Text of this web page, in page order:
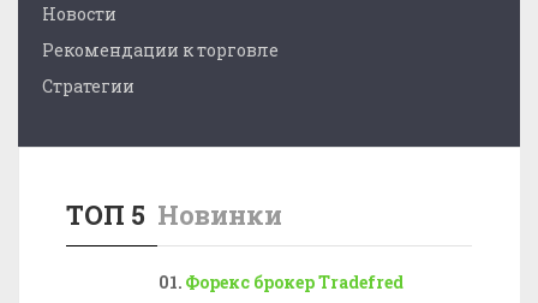
Новости
Рекомендации к торговле
Стратегии
ТОП 5 Новинки
Форекс брокер Tradefred